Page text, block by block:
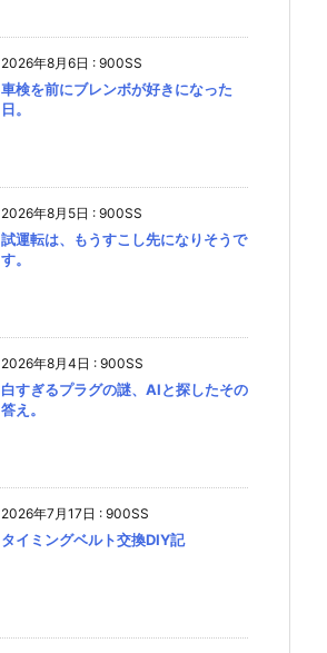
2026年8月6日 : 900SS
車検を前にブレンボが好きになった
日。
2026年8月5日 : 900SS
試運転は、もうすこし先になりそうで
す。
2026年8月4日 : 900SS
白すぎるプラグの謎、AIと探したその
答え。
2026年7月17日 : 900SS
タイミングベルト交換DIY記